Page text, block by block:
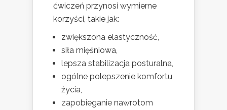
ćwiczeń przynosi wymierne
korzyści, takie jak:
zwiększona elastyczność,
siła mięśniowa,
lepsza stabilizacja posturalna,
ogólne polepszenie komfortu
życia,
zapobieganie nawrotom